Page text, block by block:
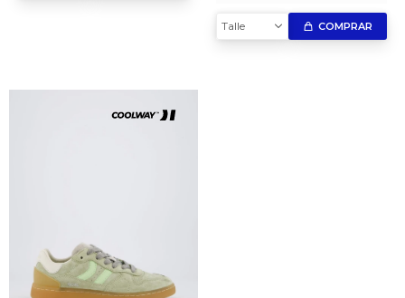
Talle COMPRAR